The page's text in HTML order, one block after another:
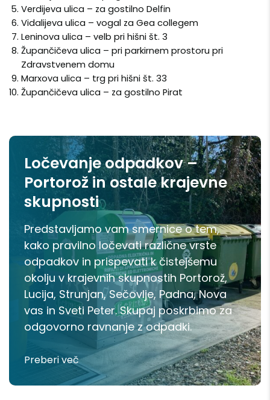
Verdijeva ulica – za gostilno Delfin
Vidalijeva ulica – vogal za Gea collegem
Leninova ulica – velb pri hišni št. 3
Župančičeva ulica – pri parkirnem prostoru pri
Zdravstvenem domu
Marxova ulica – trg pri hišni št. 33
Župančičeva ulica – za gostilno Pirat